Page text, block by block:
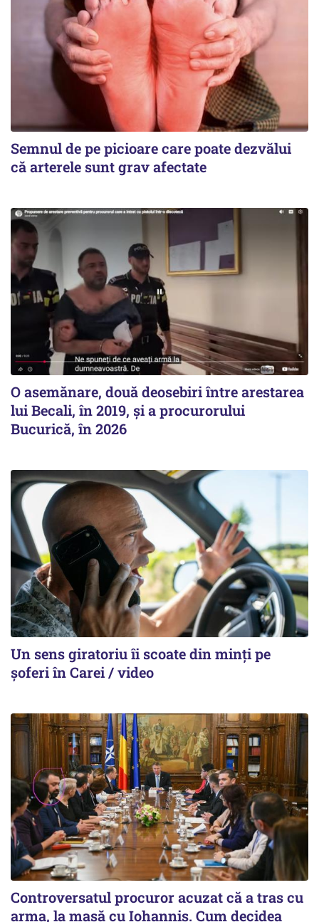
Semnul de pe picioare care poate dezvălui
că arterele sunt grav afectate
O asemănare, două deosebiri între arestarea
lui Becali, în 2019, și a procurorului
Bucurică, în 2026
Un sens giratoriu îi scoate din minți pe
șoferi în Carei / video
Controversatul procuror acuzat că a tras cu
arma, la masă cu Iohannis. Cum decidea